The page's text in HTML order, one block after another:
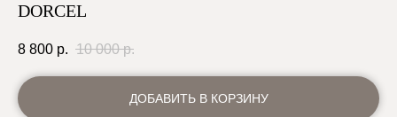
DORCEL
8 800 р. 10 000 р.
ДОБАВИТЬ В КОРЗИНУ